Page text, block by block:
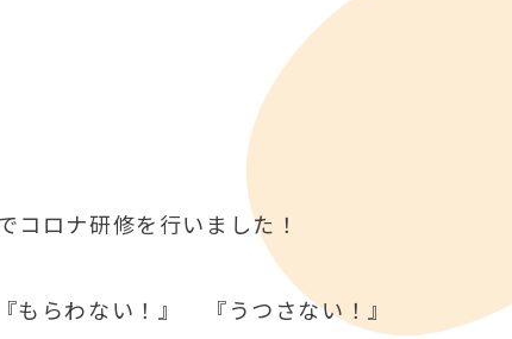
コロナ研修を行いました！
もらわない！』 『うつさない！』